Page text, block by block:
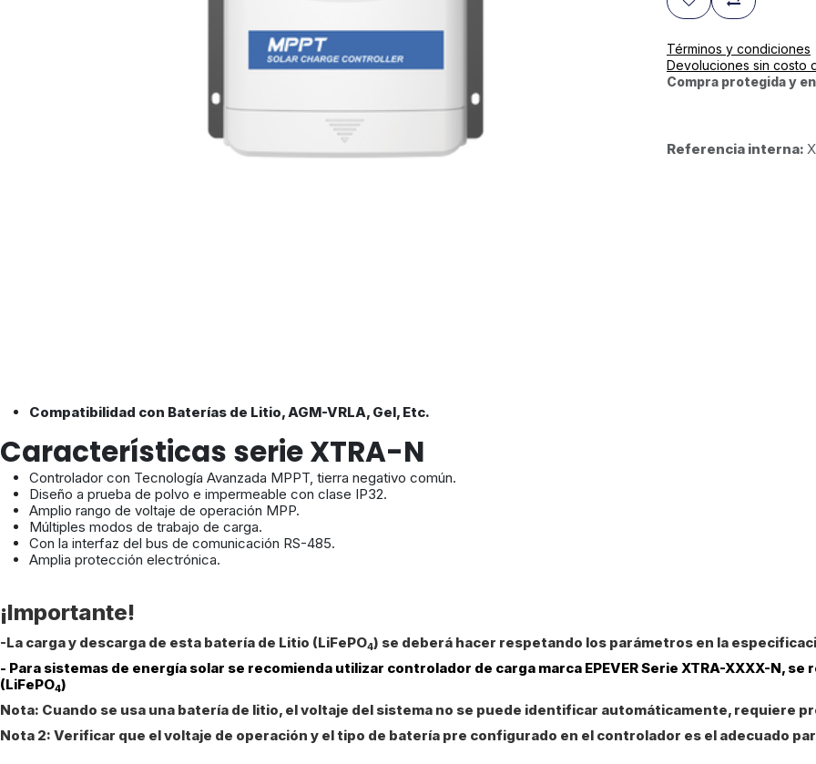
Términos y condiciones
Devoluciones sin costo
Compra protegida y
Referencia interna:
Compatibilidad con Baterías de Litio, AGM-VRLA, Gel, Etc.
Características serie XTRA-N
Controlador con Tecnología Avanzada MPPT, tierra negativo común.
Diseño a prueba de polvo e impermeable con clase IP32.
Amplio rango de voltaje de operación MPP.
Múltiples modos de trabajo de carga.
Con la interfaz del bus de comunicación RS-485.
Amplia protección electrónica.
¡Importante!
-La carga y descarga de esta batería de Litio (LiFePO4) se deberá hacer respetando los parámetros en la
- Para sistemas de energía solar se recomienda utilizar controlador de carga marca EPEVER Serie XTRA-XXXX-N,
(LiFePO4)
Nota: Cuando se usa una batería de litio, el voltaje del sistema no se puede identificar automáticamente, requiere
Nota 2: Verificar que el voltaje de operación y el tipo de batería pre configurado en el controlador es el adecuado